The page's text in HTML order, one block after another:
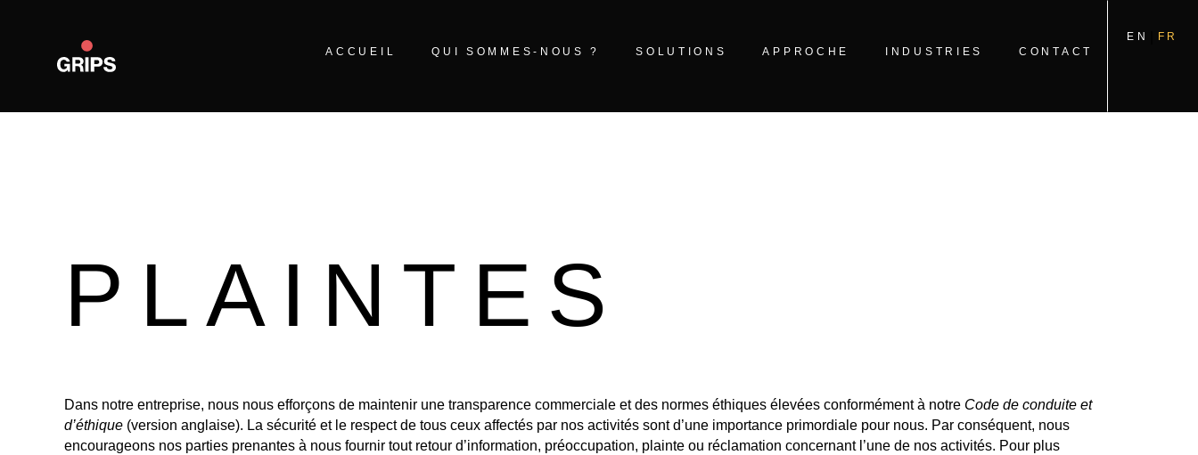
EN
FR
ACCUEIL
QUI SOMMES-NOUS ? SOLUTIONS APPROCHE INDUSTRIES CONTACT
PLAINTES
Dans notre entreprise, nous nous efforçons de maintenir une transparence commerciale et des normes éthiques élevées conformément à notre Code de conduite et
d’éthique (version anglaise). La sécurité et le respect de tous ceux affectés par nos activités sont d’une importance primordiale pour nous. Par conséquent, nous
encourageons nos parties prenantes à nous fournir tout retour d’information, préoccupation, plainte ou réclamation concernant l’une de nos activités. Pour plus